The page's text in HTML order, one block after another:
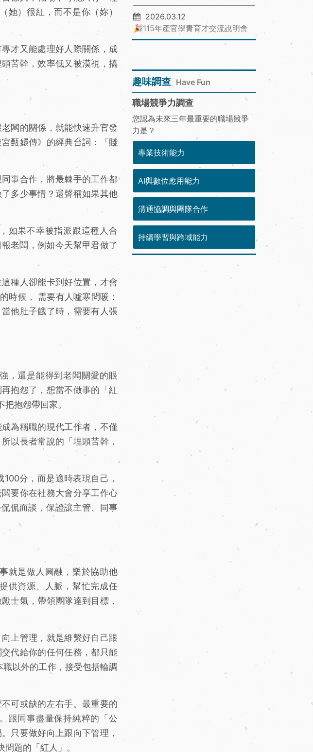
她）很紅，而不是你（妳）
才又能處理好人際關係，成
苦幹，效率低又被漠視，搞
闆的關係，就能快速升官發
甄嬛傳》的經典台詞：「賤
事合作，將最棘手的工作都
多少事情？還聲稱如果其他
如果不幸被指派跟這種人合
老闆，例如今天幫甲君做了
種人卻能卡到好位置，才會
時候， 需要有人噓寒問暖；
他肚子餓了時，需要有人張
，還是能得到老闆關愛的眼
抱怨了，想當不做事的「紅
抱怨帶回家。
為稱職的現代工作者，不僅
以長者常說的「埋頭苦幹，
分，而是適時表現自己，
要你在社務大會分享工作心
侃而談，保證讓主管、同事
就是做人圓融，樂於協助他
供資源、人脈，幫忙完成任
士氣，帶領團隊達到目標，
上管理，就是維繫好自己跟
代給你的任何任務，都只能
以外的工作，接受包括輪調
可或缺的左右手。最重要的
跟同事盡量保持純粹的「公
只要做好向上跟向下管理，
題的「紅人」。
2026.03.12
🎉115年產官學青育才交流說明會
趣味調查 Have Fun
職場競爭力調查
您認為未來三年最重要的職場競爭
力是？
專業技術能力
AI與數位應用能力
溝通協調與團隊合作
持續學習與跨域能力